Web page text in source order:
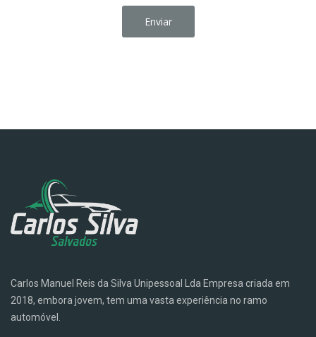
Carlos Manuel Reis da Silva Unipessoal Lda Empresa criada em
2018, embora jovem, tem uma vasta experiência no ramo
automóvel.